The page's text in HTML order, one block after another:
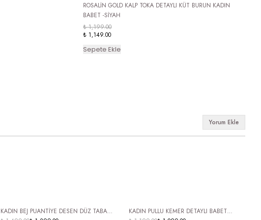
ROSALİN GOLD KALP TOKA DETAYLI KÜT BURUN KADIN
BABET -SİYAH
₺ 1,199.00
₺ 1,149.00
Sepete Ekle
Yorum Ekle
ÜCRETSİZ KARGO
KADIN BEJ PUANTİYE DESEN DÜZ TABAN
ÜCRETSİZ KARGO
KADIN PULLU KEMER DETAYLI BABET